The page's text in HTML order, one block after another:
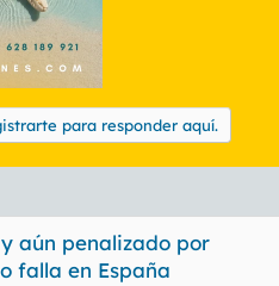
para responder aquí.
aún penalizado por
falla en España